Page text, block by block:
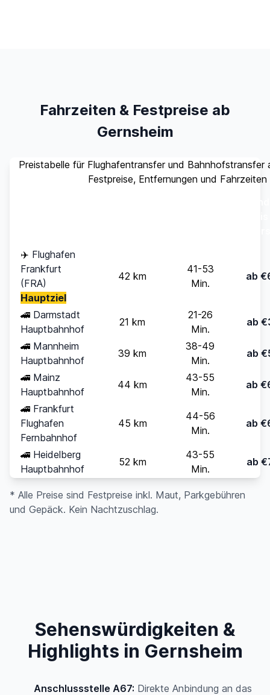
Fahrzeiten & Festpreise ab
Gernsheim
Preistabelle für Flughafentransfer und Bahnhofstransfer
Festpreise, Entfernungen und Fahrzeiten
✈️ Flughafen
Frankfurt
(FRA)
Hauptziel
42 km
41-53
Min.
ab
🚄 Darmstadt
Hauptbahnhof
21 km
21-26
Min.
ab
🚄 Mannheim
Hauptbahnhof
39 km
38-49
Min.
ab
🚄 Mainz
Hauptbahnhof
44 km
43-55
Min.
ab
🚄 Frankfurt
Flughafen
Fernbahnhof
45 km
44-56
Min.
ab
🚄 Heidelberg
Hauptbahnhof
52 km
43-55
Min.
ab
* Alle Preise sind Festpreise inkl. Maut, Parkgebühren
und Gepäck. Kein Nachtzuschlag.
Sehenswürdigkeiten &
Highlights in Gernsheim
Anschlussstelle A67: Direkte Anbindung an das